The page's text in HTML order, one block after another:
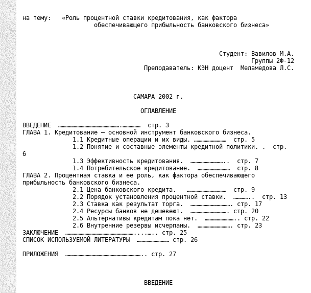
на тему:   «Роль процентной ставки кредитования, как фактора
                    обеспечивающего прибыльность банковского бизнеса»
                                                       Студент: Вавилов М.А.
                                                                Группы 2Ф-12
                                  Преподаватель: КЭН доцент  Меламедова Л.С.
                               САМАРА 2002 г.
                                 ОГЛАВЛЕНИЕ
ВВЕДЕНИЕ  …………………………………………….……………  стр. 3
ГЛАВА 1. Кредитование – основной инструмент банковского бизнеса.
              1.1 Кредитные операции и их виды. ………………………  стр. 5
              1.2 Понятие и составные элементы кредитной политики. .  стр.
6
              1.3 Эффективность кредитования.  ………………………..  стр. 7
              1.4 Потребительское кредитование.  ………………………  стр. 8
ГЛАВА 2. Процентная ставка и ее роль, как фактора обеспечивающего
прибыльность банковского бизнеса.
              2.1 Цена банковского кредита.   ……………………………  стр. 9
              2.2 Порядок установления процентной ставки.  …………..  стр. 13
              2.3 Ставка как результат торга.  ……………………………. стр. 17
              2.4 Ресурсы банков не дешевеют.  …………………………. стр. 20
              2.5 Альтернативы кредитам пока нет.  …………………….. стр. 22
              2.6 Внутренние резервы исчерпаны.  ………………………. стр. 23
ЗАКЛЮЧЕНИЕ  …………………………………………………....….. стр. 25
СПИСОК ИСПОЛЬЗУЕМОЙ ЛИТЕРАТУРЫ  ……………………… стр. 26
ПРИЛОЖЕНИЯ  ……………………………………………………….. стр. 27
                                  ВВЕДЕНИЕ